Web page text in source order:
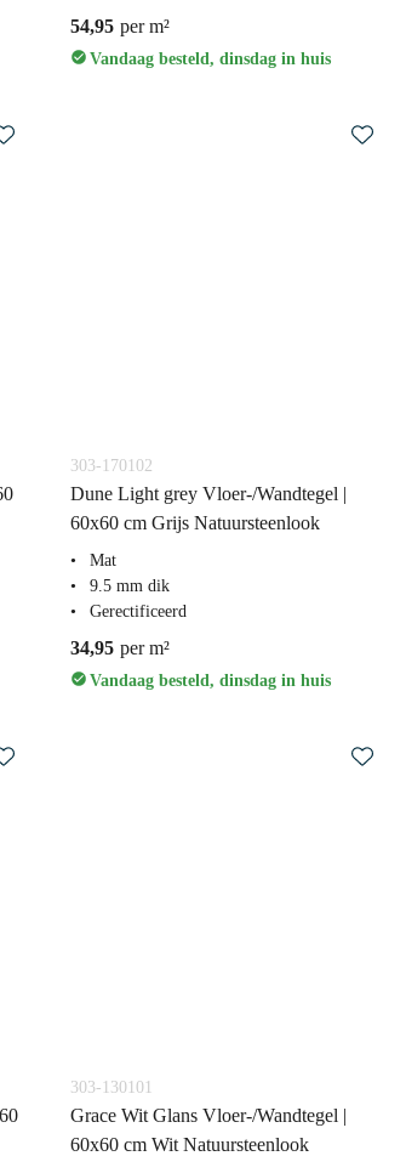
54,95 per m²
Vandaag besteld, dinsdag in huis
303-170102
Dune Light grey Vloer-/Wandtegel |
60x60 cm Grijs Natuursteenlook
Mat
9.5 mm dik
Gerectificeerd
34,95 per m²
Vandaag besteld, dinsdag in huis
303-130101
Grace Wit Glans Vloer-/Wandtegel |
60x60 cm Wit Natuursteenlook